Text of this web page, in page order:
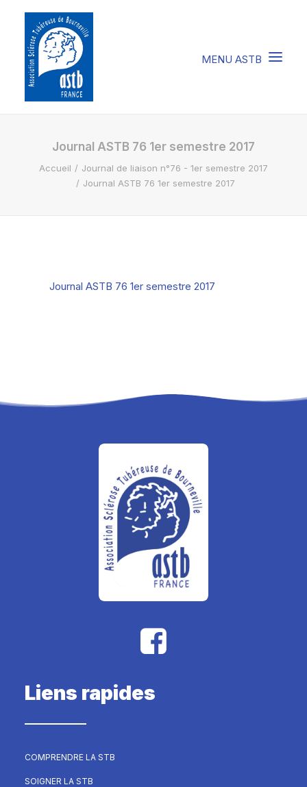
COMPRENDRE LA STB
SOIGNER LA STB
FAIRE UN DON
Journal ASTB 76 1er semestre 2017
Accueil
Journal de liaison n°76 - 1er semestre 2017
Journal ASTB 76 1er semestre 2017
Journal ASTB 76 1er semestre 2017
Liens rapides
COMPRENDRE LA STB
SOIGNER LA STB